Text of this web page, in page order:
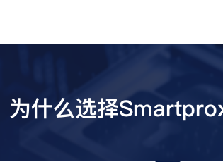
为什么选择